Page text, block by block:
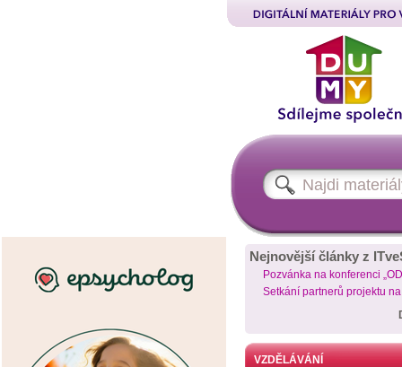
Nejnovější články z
Pozvánka na konferenci
Setkání partnerů projektu
VZDĚLÁVÁNÍ